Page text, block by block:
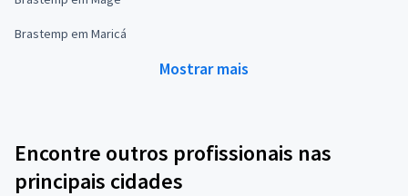
Brastemp em Maricá
Mostrar mais
Encontre outros profissionais nas
principais cidades